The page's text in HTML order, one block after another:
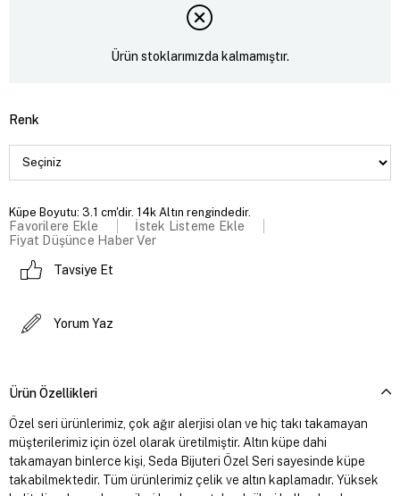
Ürün stoklarımızda kalmamıştır.
Renk
Küpe Boyutu: 3.1 cm'dir. 14k Altın rengindedir.
Favorilere Ekle
İstek Listeme Ekle
Fiyat Düşünce Haber Ver
Tavsiye Et
Yorum Yaz
Ürün Özellikleri
Özel seri ürünlerimiz, çok ağır alerjisi olan ve hiç takı takamayan
müşterilerimiz için özel olarak üretilmiştir. Altın küpe dahi
takamayan binlerce kişi, Seda Bijuteri Özel Seri sayesinde küpe
takabilmektedir. Tüm ürünlerimiz çelik ve altın kaplamadır. Yüksek